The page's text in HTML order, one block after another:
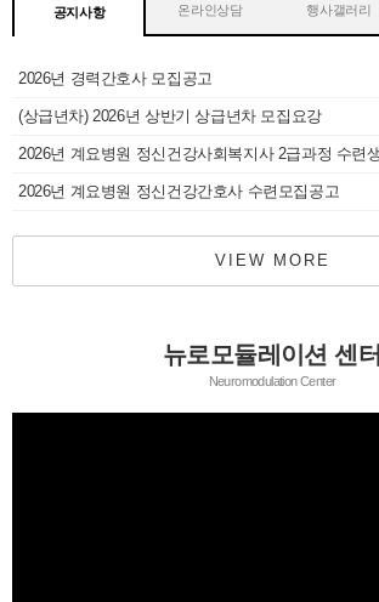
공지사항 온라인상담 행사갤러리
2026년 경력간호사 모집공고
(상급년차) 2026년 상반기 상급년차 모집요강
2026년 계요병원 정신건강간호사 수련모집공고
VIEW MORE
뉴로모듈레이션 센터
Neuromodulation Center